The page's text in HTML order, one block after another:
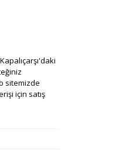
sitemizde
için satış